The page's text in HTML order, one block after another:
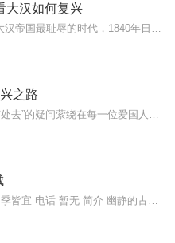
大汉如何复兴
之路